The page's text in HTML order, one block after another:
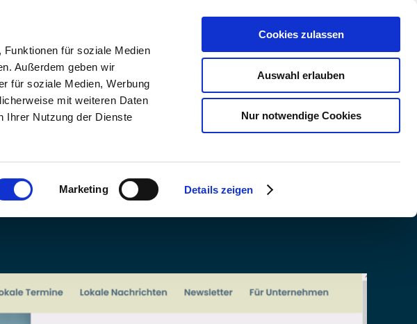
für soziale Medien
Außerdem geben wir
für soziale Medien, Werbung
mit weiteren Daten
Ihrer Nutzung der Dienste
Marketing Details zeigen
Cookies zulassen
Auswahl erlauben
Nur notwendige Cookies
Kundensupport Kontakt